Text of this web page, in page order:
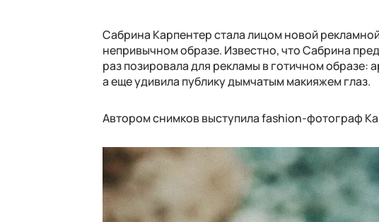
Сабрина Карпентер стала лицом новой
непривычном образе. Известно, что Сабрина
раз позировала для рекламы в готичном образе:
а еще удивила публику дымчатым макияжем глаз.
Автором снимков выступила fashion-фотограф